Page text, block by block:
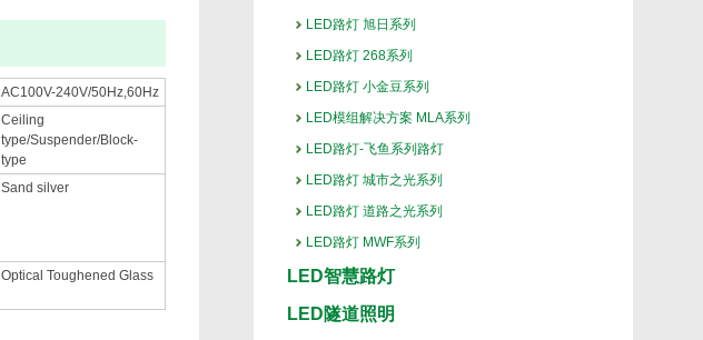
AC100V-240V/50Hz,60Hz
Ceiling
type/Suspender/Block-
type
Sand silver
Optical Toughened Glass
LED路灯 旭日系列
LED路灯 268系列
LED路灯 小金豆系列
LED模组解决方案 MLA系列
LED路灯-飞鱼系列路灯
LED路灯 城市之光系列
LED路灯 道路之光系列
LED路灯 MWF系列
LED智慧路灯
LED隧道照明